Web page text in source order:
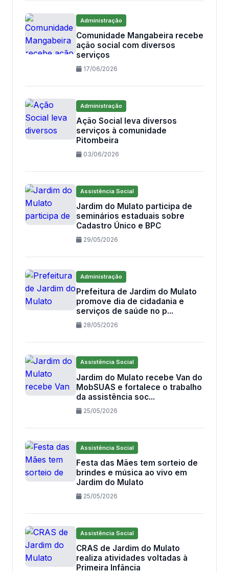
Administração
Comunidade Mangabeira recebe
ação social com diversos
serviços
17/06/2026
Administração
Ação Social leva diversos
serviços à comunidade
Pitombeira
03/06/2026
Assistência Social
Jardim do Mulato participa de
seminários estaduais sobre
Cadastro Único e BPC
29/05/2026
Administração
Prefeitura de Jardim do Mulato
promove dia de cidadania e
serviços de saúde no p...
28/05/2026
Assistência Social
Jardim do Mulato recebe Van do
MobSUAS e fortalece o trabalho
da assistência soc...
25/05/2026
Assistência Social
Festa das Mães tem sorteio de
brindes e música ao vivo em
Jardim do Mulato
25/05/2026
Assistência Social
CRAS de Jardim do Mulato
realiza atividades voltadas à
Primeira Infância